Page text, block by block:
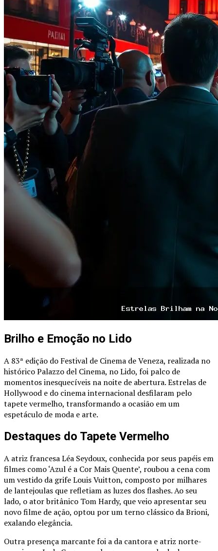
Brilho e Emoção no Lido
A 83ª edição do Festival de Cinema de Veneza, realizada no
histórico Palazzo del Cinema, no Lido, foi palco de
momentos inesquecíveis na noite de abertura. Estrelas de
Hollywood e do cinema internacional desfilaram pelo
tapete vermelho, transformando a ocasião em um
espetáculo de moda e arte.
Destaques do Tapete Vermelho
A atriz francesa Léa Seydoux, conhecida por seus papéis em
filmes como ‘Azul é a Cor Mais Quente’, roubou a cena com
um vestido da grife Louis Vuitton, composto por milhares
de lantejoulas que refletiam as luzes dos flashes. Ao seu
lado, o ator britânico Tom Hardy, que veio apresentar seu
novo filme de ação, optou por um terno clássico da Brioni,
exalando elegância.
Outra presença marcante foi a da cantora e atriz norte-